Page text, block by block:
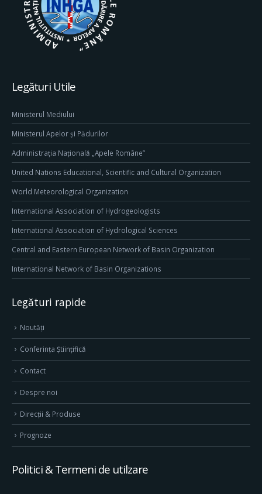
Legături Utile
Ministerul Mediului
Ministerul Apelor și Pădurilor
Administrația Națională „Apele Române”
United Nations Educational, Scientific and Cultural Organization
World Meteorological Organization
International Association of Hydrogeologists
International Association of Hydrological Sciences
Central and Eastern European Network of Basin Organization
International Network of Basin Organizations
Legături rapide
Noutăți
Conferința Științifică
Contact
Despre noi
Direcţii & Produse
Prognoze
Politici & Termeni de utilzare